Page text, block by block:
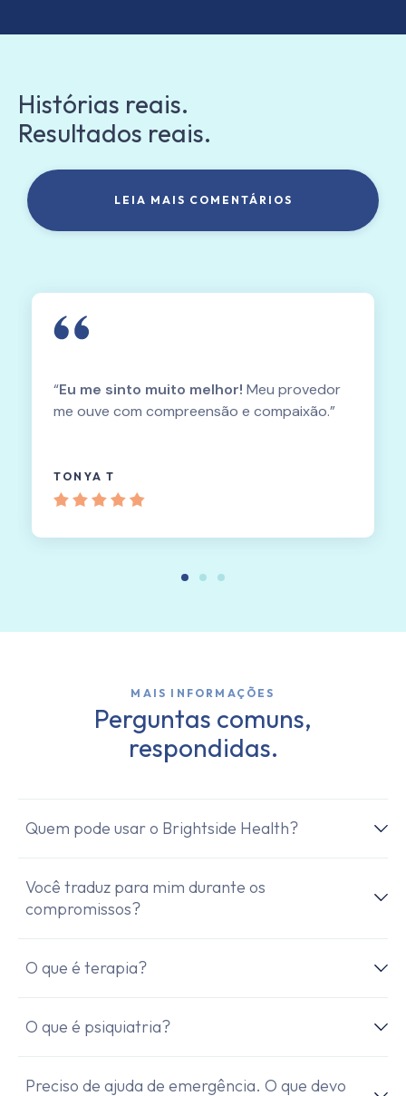
Histórias reais.
Resultados reais.
LEIA MAIS COMENTÁRIOS
“Eu me sinto muito melhor! Meu provedor
me ouve com compreensão e compaixão.”
TONYA T
MAIS INFORMAÇÕES
Perguntas comuns,
respondidas.
Quem pode usar o Brightside Health?
Você traduz para mim durante os
compromissos?
O que é terapia?
O que é psiquiatria?
Preciso de ajuda de emergência. O que devo